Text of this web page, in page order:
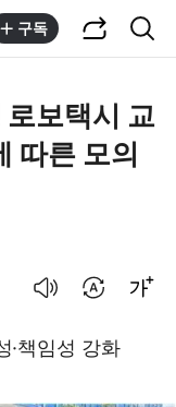
구독
보택시 교
따른 모의
·책임성 강화